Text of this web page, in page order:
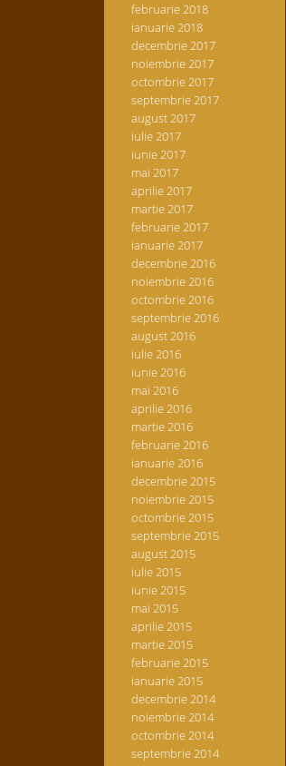
februarie 2018
ianuarie 2018
decembrie 2017
noiembrie 2017
octombrie 2017
septembrie 2017
august 2017
iulie 2017
iunie 2017
mai 2017
aprilie 2017
martie 2017
februarie 2017
ianuarie 2017
decembrie 2016
noiembrie 2016
octombrie 2016
septembrie 2016
august 2016
iulie 2016
iunie 2016
mai 2016
aprilie 2016
martie 2016
februarie 2016
ianuarie 2016
decembrie 2015
noiembrie 2015
octombrie 2015
septembrie 2015
august 2015
iulie 2015
iunie 2015
mai 2015
aprilie 2015
martie 2015
februarie 2015
ianuarie 2015
decembrie 2014
noiembrie 2014
octombrie 2014
septembrie 2014